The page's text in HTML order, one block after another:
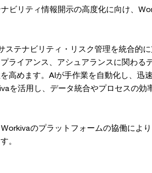
ビリティ情報開示の高度化に向け、
ステナビリティ・リスク管理を統合的
ライアンス、アシュアランスに関わる
高めます。AIが手作業を自動化し、迅
を活用し、データ統合やプロセスの効
のプラットフォームの協働によ
。